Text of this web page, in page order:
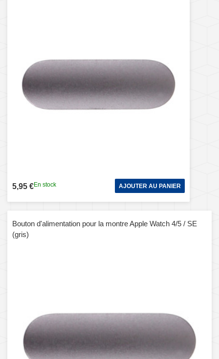
5,95 €En stock AJOUTER AU PANIER
Bouton d'alimentation pour la montre Apple Watch 4/5 / SE
(gris)